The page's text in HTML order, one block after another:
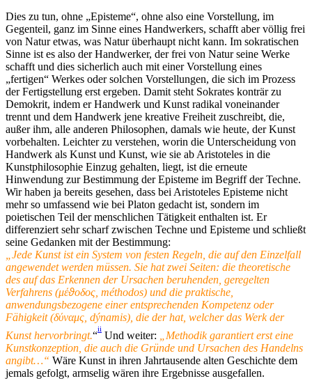
Dies zu tun, ohne „Episteme“, ohne also eine Vorstellung, im
Gegenteil, ganz im Sinne eines Handwerkers, schafft aber völlig frei
von Natur etwas, was Natur überhaupt nicht kann. Im sokratischen
Sinne ist es also der Handwerker, der frei von Natur seine Werke
schafft und dies sicherlich auch mit einer Vorstellung eines
„fertigen“ Werkes oder solchen Vorstellungen, die sich im Prozess
der Fertigstellung erst ergeben. Damit steht Sokrates konträr zu
Demokrit, indem er Handwerk und Kunst radikal voneinander
trennt und dem Handwerk jene kreative Freiheit zuschreibt, die,
außer ihm, alle anderen Philosophen, damals wie heute, der Kunst
vorbehalten. Leichter zu verstehen, worin die Unterscheidung von
Handwerk als Kunst und Kunst, wie sie ab Aristoteles in die
Kunstphilosophie Einzug gehalten, liegt, ist die erneute
Hinwendung zur Bestimmung der Episteme im Begriff der Techne.
Wir haben ja bereits gesehen, dass bei Aristoteles Episteme nicht
mehr so umfassend wie bei Platon gedacht ist, sondern im
poietischen Teil der menschlichen Tätigkeit enthalten ist. Er
differenziert sehr scharf zwischen Techne und Episteme und schließt
seine Gedanken mit der Bestimmung:
„Jede Kunst ist ein System von festen Regeln, die auf den Einzelfall
angewendet werden müssen. Sie hat zwei Seiten: die theoretische
des auf das Erkennen der Ursachen beruhenden, geregelten
Verfahrens (μέϑοδος, méthodos) und die praktische,
anwendungsbezogene einer entsprechenden Kompetenz oder
Fähigkeit (δύναμς, dýnamis), die der hat, welcher das Werk der
Kunst hervorbringt.“
ii
Und weiter:
„Methodik garantiert erst eine
Kunstkonzeption, die auch die Gründe und Ursachen des Handelns
angibt…“ Wäre Kunst in ihren Jahrtausende alten Geschichte dem
jemals gefolgt, armselig wären ihre Ergebnisse ausgefallen.